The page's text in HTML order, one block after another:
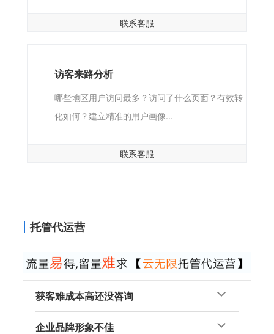
联系客服
访客来路分析
哪些地区用户访问最多？访问了什么页面？有效转
化如何？建立精准的用户画像...
联系客服
托管代运营
获客难成本高还没咨询
企业品牌形象不佳